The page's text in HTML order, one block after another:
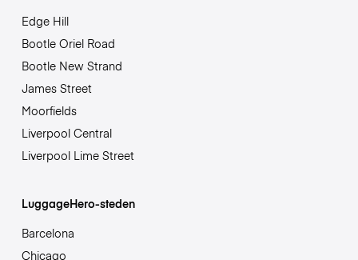
Edge Hill
Bootle Oriel Road
Bootle New Strand
James Street
Moorfields
Liverpool Central
Liverpool Lime Street
LuggageHero-steden
Barcelona
Chicago